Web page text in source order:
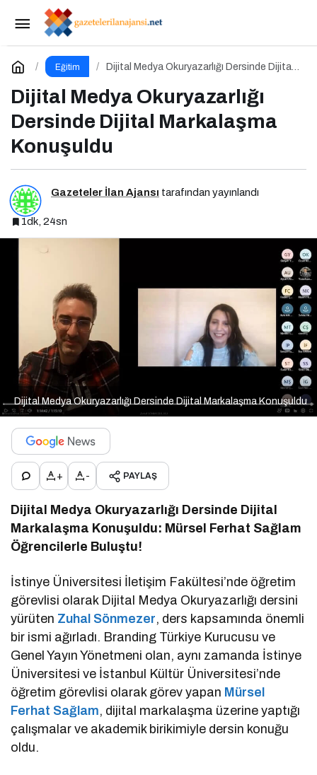
Eğitim
Dijital Medya Okuryazarlığı Dersinde Dijital
Dijital Medya Okuryazarlığı
Dersinde Dijital Markalaşma
Konuşuldu
Gazeteler İlan Ajansı tarafından yayınlandı
1dk, 24sn
Dijital Medya Okuryazarlığı Dersinde Dijital Markalaşma Konuşuldu
+ - PAYLAŞ
Dijital Medya Okuryazarlığı Dersinde Dijital
Markalaşma Konuşuldu: Mürsel Ferhat Sağlam
Öğrencilerle Buluştu!
İstinye Üniversitesi İletişim Fakültesi’nde öğretim
görevlisi olarak Dijital Medya Okuryazarlığı dersini
yürüten Zuhal Sönmezer, ders kapsamında önemli
bir ismi ağırladı. Branding Türkiye Kurucusu ve
Genel Yayın Yönetmeni olan, aynı zamanda İstinye
Üniversitesi ve İstanbul Kültür Üniversitesi’nde
öğretim görevlisi olarak görev yapan Mürsel
Ferhat Sağlam, dijital markalaşma üzerine yaptığı
çalışmalar ve akademik birikimiyle dersin konuğu
oldu.
Enformasyon Ekosisteminde Dezenformasyon
ve Çözüm Arayışları
Yorum Yap